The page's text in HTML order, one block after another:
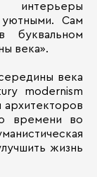
уютными. Сам
буквальном
века».
века
modernism
архитекторов
времени во
жизнь